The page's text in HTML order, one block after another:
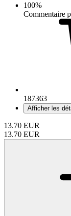
100%
Commentaire
187363
Afficher les
13.70 EUR
13.70 EUR